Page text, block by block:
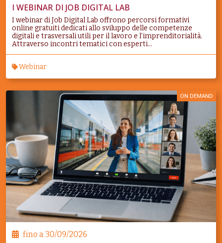
I WEBINAR DI JOB DIGITAL LAB
I webinar di Job Digital Lab offrono percorsi formativi
online gratuiti dedicati allo sviluppo delle competenze
digitali e trasversali utili per il lavoro e l’imprenditorialità.
Attraverso incontri tematici con esperti...
Webinar
ON DEMAND
fino a30/09/2026